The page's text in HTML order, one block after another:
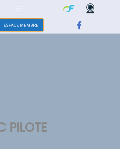
ESPACE MEMBRE
PILOTE